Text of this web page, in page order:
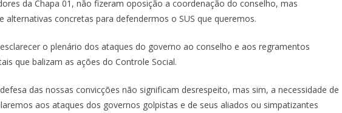
da Chapa 01, não fizeram oposição a coordenação do conselho, mas
alternativas concretas para defendermos o SUS que queremos.
o plenário dos ataques do governo ao conselho e aos regramentos
que balizam as ações do Controle Social.
das nossas convicções não significam desrespeito, mas sim, a necessidade de
aos ataques dos governos golpistas e de seus aliados ou simpatizantes